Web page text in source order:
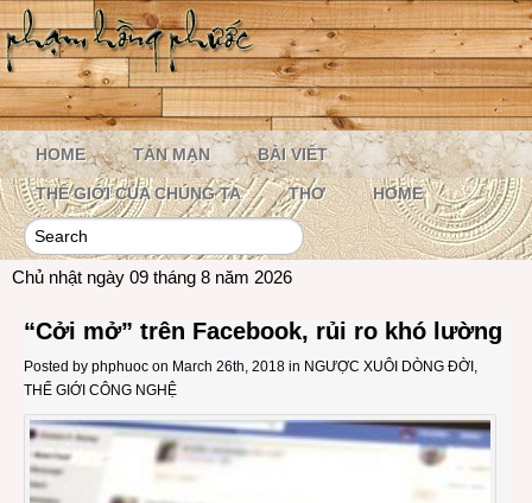
HOME TẢN MẠN BÀI VIẾT
THẾ GIỚI CỦA CHÚNG TA THƠ HOME
Chủ nhật ngày 09 tháng 8 năm 2026
“Cởi mở” trên Facebook, rủi ro khó lường
Posted by phphuoc on March 26th, 2018 in NGƯỢC XUÔI DÒNG ĐỜI ,
THẾ GIỚI CÔNG NGHỆ